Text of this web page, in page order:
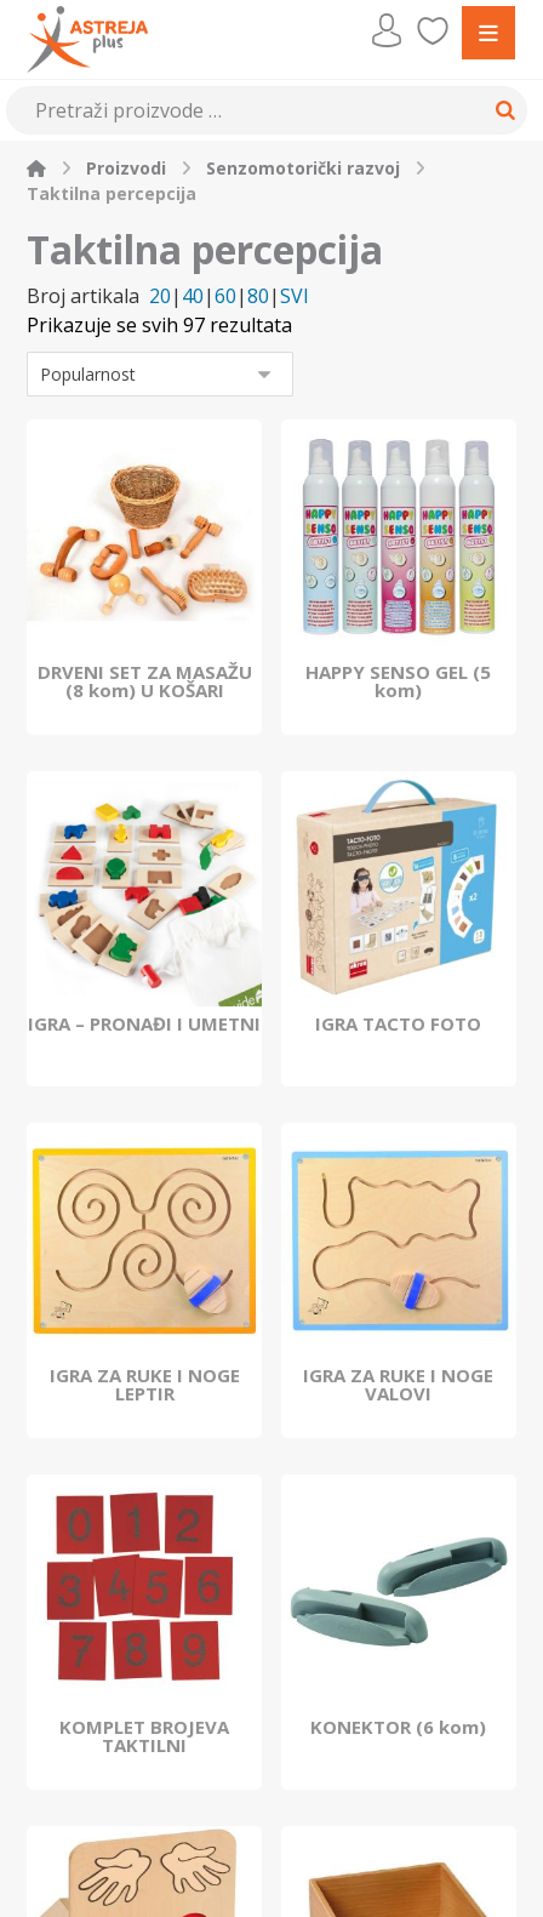
Proizvodi
Senzomotorički razvoj
Taktilna percepcija
Taktilna percepcija
Broj artikala 20| 40|60|80|SVI
Prikazuje se svih 97 rezultata
DRVENI SET ZA MASAŽU
(8 kom) U KOŠARI
HAPPY SENSO GEL (5
kom)
IGRA – PRONAĐI I UMETNI IGRA TACTO FOTO
IGRA ZA RUKE I NOGE
LEPTIR
IGRA ZA RUKE I NOGE
VALOVI
KOMPLET BROJEVA
TAKTILNI
KONEKTOR (6 kom)